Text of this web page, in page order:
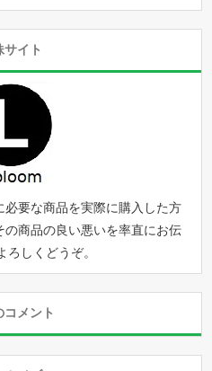
サイト
要な商品を実際に購入した方
商品の良い悪いを率直にお伝
ろしくどうぞ。
コメント